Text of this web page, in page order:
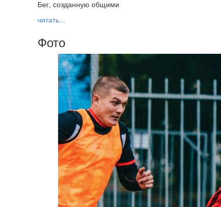
Бег, созданную общими
читать...
Фото